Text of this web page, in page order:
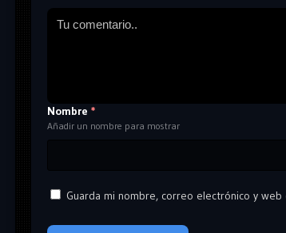
Nombre *
Añadir un nombre para mostrar
Guarda mi nombre, correo electrónico y